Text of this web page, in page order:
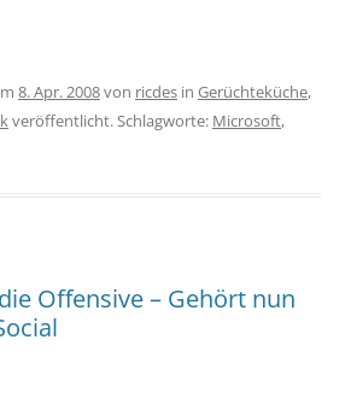
8. Apr. 2008von ricdes in Gerüchteküche,
veröffentlicht. Schlagworte: Microsoft,
Offensive – Gehört nun